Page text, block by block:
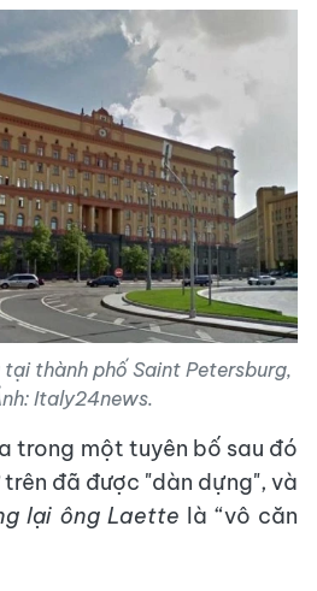
thành phố Saint Petersburg,
Italy24news.
trong một tuyên bố sau đó
đã được "dàn dựng", và
lại ông Laette là “vô căn